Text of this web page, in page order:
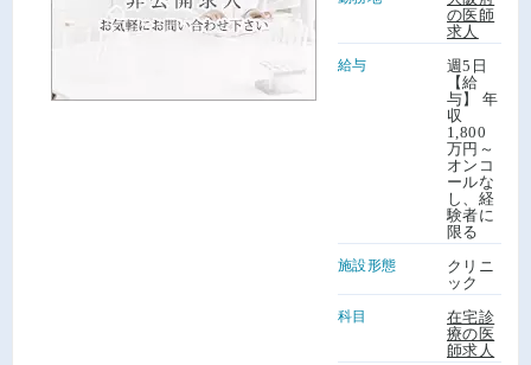
の医師
求人
給与
週5日
【給
与】 年
収
1,800
万円～
オンコ
ールな
し、経
験者に
限る
施設形態
クリニ
ック
科目
在宅診
療の医
師求人